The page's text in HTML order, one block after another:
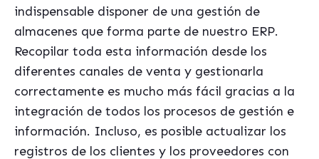
indispensable disponer de una gestión de
almacenes que forma parte de nuestro ERP.
Recopilar toda esta información desde los
diferentes canales de venta y gestionarla
correctamente es mucho más fácil gracias a la
integración de todos los procesos de gestión e
información. Incluso, es posible actualizar los
registros de los clientes y los proveedores con